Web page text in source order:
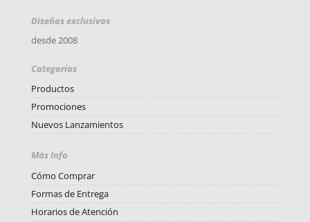
Diseños exclusivos
desde 2008
Categorías
Productos
Promociones
Nuevos Lanzamientos
Más Info
Cómo Comprar
Formas de Entrega
Horarios de Atención